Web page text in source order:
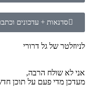
סדנאות + עדכונים
לניוזלטר של גל דרורי
אני לא שולח הרבה,
מעדכן מדי פעם על תוכן